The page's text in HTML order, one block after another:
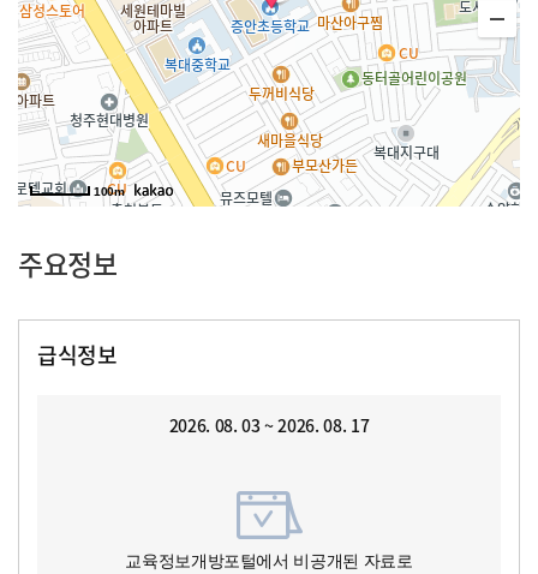
100m
주요정보
급식정보
2026. 08. 03 ~ 2026. 08. 17
교육정보개방포털에서 비공개된 자료로